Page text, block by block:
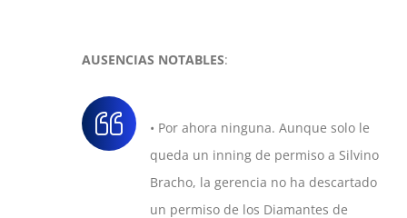
AUSENCIAS NOTABLES:
• Por ahora ninguna. Aunque solo le
queda un inning de permiso a Silvino
Bracho, la gerencia no ha descartado
un permiso de los Diamantes de